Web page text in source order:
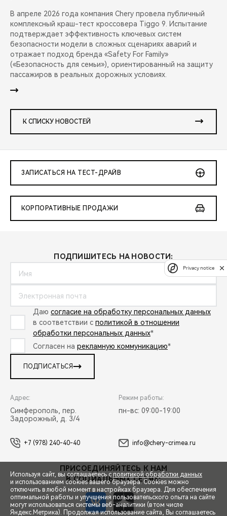
В апреле 2026 года компания Chery провела публичный
комплексный краш-тест кроссовера Tiggo 9. Испытание
подтверждает эффективность ключевых систем
безопасности модели в сложных сценариях аварий и
отражает подход бренда «Safety For Family»
(«Безопасность для семьи»), ориентированный на защиту
пассажиров в реальных дорожных условиях.
К СПИСКУ НОВОСТЕЙ
ЗАПИСАТЬСЯ НА ТЕСТ-ДРАЙВ
КОРПОРАТИВНЫЕ ПРОДАЖИ
ПОДПИШИТЕСЬ НА НОВОСТИ:
Даю согласие на обработку персональных данных
в соответствии с политикой в отношении
обработки персональных данных*
Согласен на рекламную коммуникацию*
ПОДПИСАТЬСЯ
Адрес:
Симферополь, пер.
Задорожный, д. 3/4
Режим работы:
пн-вс: 09:00-19:00
+7 (978) 240-40-40 info@chery-crimea.ru
ПРИСОЕДИНЯЙТЕСЬ К НАМ
В СОЦИАЛЬНЫХ СЕТЯХ:
Используя сайт, вы соглашаетесь с политикой обработки данных
и использованием cookies вашего браузера. Cookies можно
отключить в любой момент в настройках браузера. Для обеспечения
оптимальной работы и улучшения пользовательского опыта на сайте
могут использоваться системы веб-аналитики (в том числе
Яндекс.Метрика). Продолжая использование сайта, Вы соглашаетесь
Privacy notice